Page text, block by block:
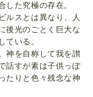
した究極の存在。
ルスとは異なり、人
後光のごとく巨大な
ている。
神を自称して我を讃
話すが素は子供っぽ
たりと色々残念な神